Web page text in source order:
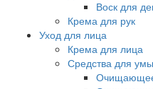
Воск для
Крема для рук
Уход для лица
Крема для лица
Средства для